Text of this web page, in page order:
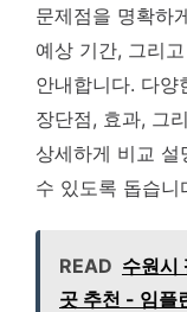
문제점을 명확하
예상 기간, 그리
안내합니다. 다양
장단점, 효과, 그
상세하게 비교
수 있도록 돕습니
READ 수원시
곳 추천 - 임플